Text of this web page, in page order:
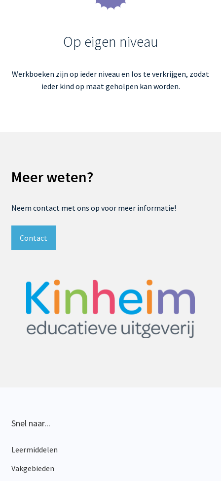
Op eigen niveau
Werkboeken zijn op ieder niveau en los te verkrijgen, zodat
ieder kind op maat geholpen kan worden.
Meer weten?
Neem contact met ons op voor meer informatie!
Contact
Snel naar...
Leermiddelen
Vakgebieden